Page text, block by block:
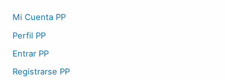
Mi Cuenta PP
Perfil PP
Entrar PP
Registrarse PP